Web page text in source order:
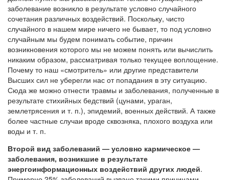
заболевание возникло в результате условно случайного
сочетания различных воздействий. Поскольку, чисто
случайного в нашем мире ничего не бывает, то под условно
случайным мы будем понимать событие, причин
возникновения которого мы не можем понять или вычислить
никаким образом, рассматривая только текущее воплощение.
Почему то наш «смотритель» или другие представители
Высших сил не уберегли нас от попадания в эту ситуацию.
Сюда же можно отнести травмы и заболевания, полученные в
результате стихийных бедствий (цунами, ураган,
землетрясения и т. п.), эпидемий, военных действий. А также
более частные случаи вроде сквозняка, плохого воздуха или
воды и т. п.
Второй вид заболеваний — условно кармическое —
заболевания, возникшие в результате
энергоинформационных воздействий других людей.